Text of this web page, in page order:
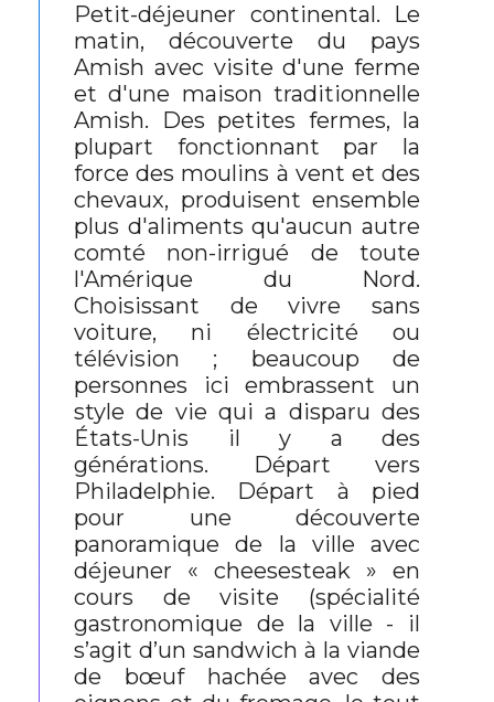
Petit-déjeuner continental. Le
matin, découverte du pays
Amish avec visite d'une ferme
et d'une maison traditionnelle
Amish. Des petites fermes, la
plupart fonctionnant par la
force des moulins à vent et des
chevaux, produisent ensemble
plus d'aliments qu'aucun autre
comté non-irrigué de toute
l'Amérique du Nord.
Choisissant de vivre sans
voiture, ni électricité ou
télévision ; beaucoup de
personnes ici embrassent un
style de vie qui a disparu des
États-Unis il y a des
générations. Départ vers
Philadelphie. Départ à pied
pour une découverte
panoramique de la ville avec
déjeuner « cheesesteak » en
cours de visite (spécialité
gastronomique de la ville - il
s’agit d’un sandwich à la viande
de bœuf hachée avec des